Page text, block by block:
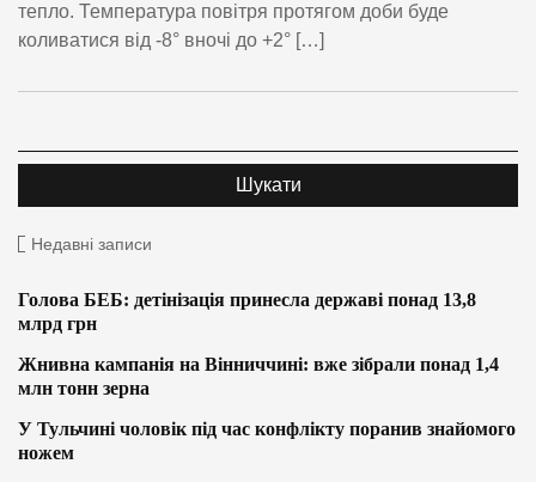
тепло. Температура повітря протягом доби буде
коливатися від -8° вночі до +2° […]
Недавні записи
Голова БЕБ: детінізація принесла державі понад 13,8
млрд грн
Жнивна кампанія на Вінниччині: вже зібрали понад 1,4
млн тонн зерна
У Тульчині чоловік під час конфлікту поранив знайомого
ножем